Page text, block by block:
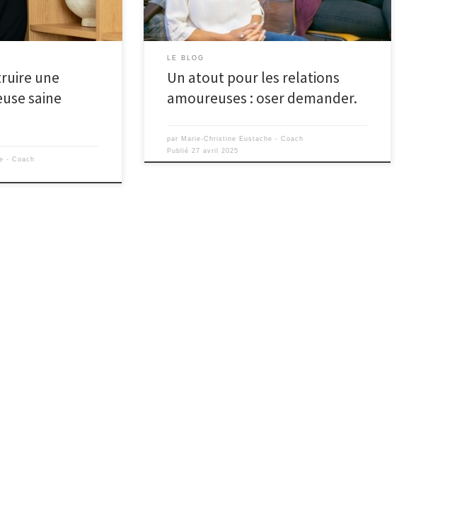
une
saine
- Coach
de […]
LE BLOG
Un atout pour les relations
amoureuses : oser demander.
par Marie-Christine Eustache - Coach
Publié27 avril 2025